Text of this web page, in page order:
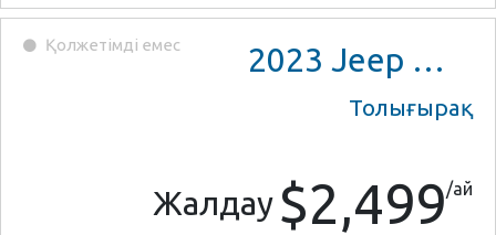
Қолжетімді емес 2023 Jeep Wagoneer Series II
Толығырақ
Жалдау $2,499/ай